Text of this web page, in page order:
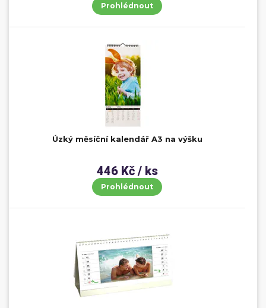
Prohlédnout
Úzký měsíční kalendář A3 na výšku
446 Kč / ks
Prohlédnout